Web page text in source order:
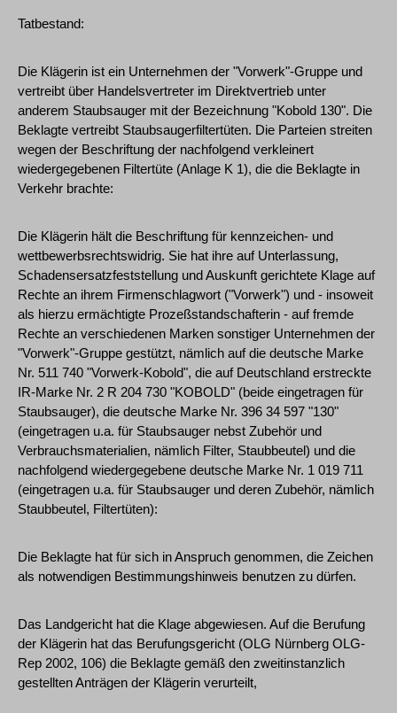
Tatbestand:
Die Klägerin ist ein Unternehmen der "Vorwerk"-Gruppe und
vertreibt über Handelsvertreter im Direktvertrieb unter
anderem Staubsauger mit der Bezeichnung "Kobold 130". Die
Beklagte vertreibt Staubsaugerfiltertüten. Die Parteien streiten
wegen der Beschriftung der nachfolgend verkleinert
wiedergegebenen Filtertüte (Anlage K 1), die die Beklagte in
Verkehr brachte:
Die Klägerin hält die Beschriftung für kennzeichen- und
wettbewerbsrechtswidrig. Sie hat ihre auf Unterlassung,
Schadensersatzfeststellung und Auskunft gerichtete Klage auf
Rechte an ihrem Firmenschlagwort ("Vorwerk") und - insoweit
als hierzu ermächtigte Prozeßstandschafterin - auf fremde
Rechte an verschiedenen Marken sonstiger Unternehmen der
"Vorwerk"-Gruppe gestützt, nämlich auf die deutsche Marke
Nr. 511 740 "Vorwerk-Kobold", die auf Deutschland erstreckte
IR-Marke Nr. 2 R 204 730 "KOBOLD" (beide eingetragen für
Staubsauger), die deutsche Marke Nr. 396 34 597 "130"
(eingetragen u.a. für Staubsauger nebst Zubehör und
Verbrauchsmaterialien, nämlich Filter, Staubbeutel) und die
nachfolgend wiedergegebene deutsche Marke Nr. 1 019 711
(eingetragen u.a. für Staubsauger und deren Zubehör, nämlich
Staubbeutel, Filtertüten):
Die Beklagte hat für sich in Anspruch genommen, die Zeichen
als notwendigen Bestimmungshinweis benutzen zu dürfen.
Das Landgericht hat die Klage abgewiesen. Auf die Berufung
der Klägerin hat das Berufungsgericht (OLG Nürnberg OLG-
Rep 2002, 106) die Beklagte gemäß den zweitinstanzlich
gestellten Anträgen der Klägerin verurteilt,